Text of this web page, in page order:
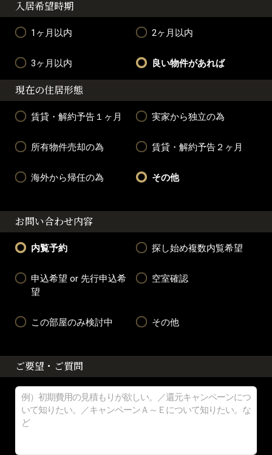
入居希望時期
1ヶ月以内 2ヶ月以内
3ヶ月以内 良い物件があれば
現在の住居形態
賃貸・解約予告１ヶ月 実家から独立の為
所有物件売却の為 賃貸・解約予告２ヶ月
海外から帰任の為 その他
お問い合わせ内容
内覧予約 探し始め複数内覧希望
申込希望 or 先行申込希
望
空室確認
この部屋のみ検討中 その他
ご要望・ご質問